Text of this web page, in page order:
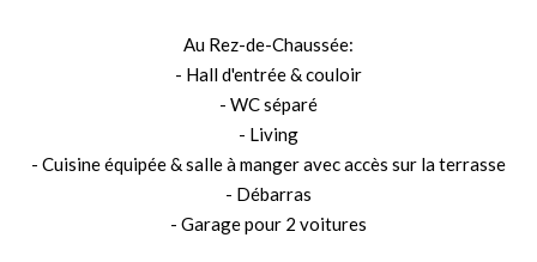
Au Rez-de-Chaussée:
- Hall d'entrée & couloir
- WC séparé
- Living
- Cuisine équipée & salle à manger avec accès sur la terrasse
- Débarras
- Garage pour 2 voitures